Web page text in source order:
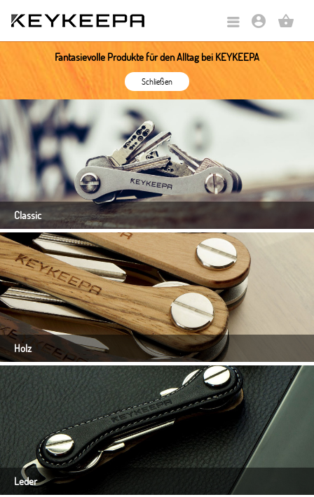
account_circle shopping_basket
Fantasievolle Produkte für den Alltag bei KEYKEEPA
Schließen
Classic
Holz
Leder